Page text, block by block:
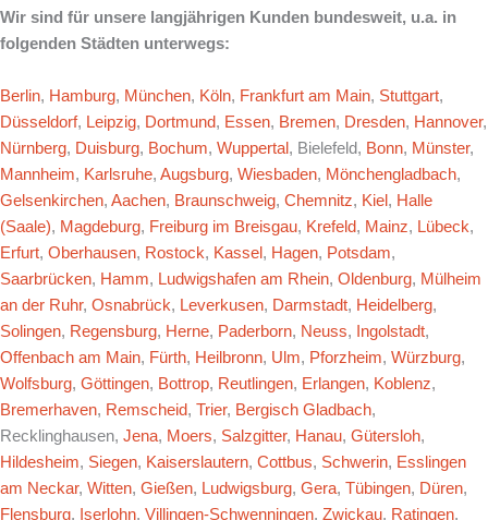
Wir sind für unsere langjährigen Kunden bundesweit, u.a. in
folgenden Städten unterwegs:
Berlin, Hamburg, München, Köln, Frankfurt am Main, Stuttgart,
Düsseldorf, Leipzig, Dortmund, Essen, Bremen, Dresden, Hannover,
Nürnberg, Duisburg, Bochum, Wuppertal , Bielefeld, Bonn, Münster,
Mannheim, Karlsruhe, Augsburg, Wiesbaden, Mönchengladbach,
Gelsenkirchen, Aachen, Braunschweig, Chemnitz, Kiel , Halle
(Saale), Magdeburg, Freiburg im Breisgau, Krefeld, Mainz, Lübeck,
Erfurt, Oberhausen, Rostock, Kassel , Hagen, Potsdam,
Saarbrücken, Hamm, Ludwigshafen am Rhein, Oldenburg, Mülheim
an der Ruhr, Osnabrück, Leverkusen, Darmstadt, Heidelberg,
Solingen, Regensburg, Herne, Paderborn, Neuss, Ingolstadt,
Offenbach am Main, Fürth, Heilbronn, Ulm, Pforzheim, Würzburg,
Wolfsburg, Göttingen, Bottrop, Reutlingen, Erlangen, Koblenz,
Bremerhaven, Remscheid, Trier, Bergisch Gladbach,
Recklinghausen, Jena, Moers, Salzgitter, Hanau, Gütersloh,
Hildesheim, Siegen, Kaiserslautern, Cottbus, Schwerin, Esslingen
am Neckar, Witten, Gießen, Ludwigsburg, Gera, Tübingen, Düren,
Flensburg, Iserlohn, Villingen-Schwenningen, Zwickau, Ratingen,